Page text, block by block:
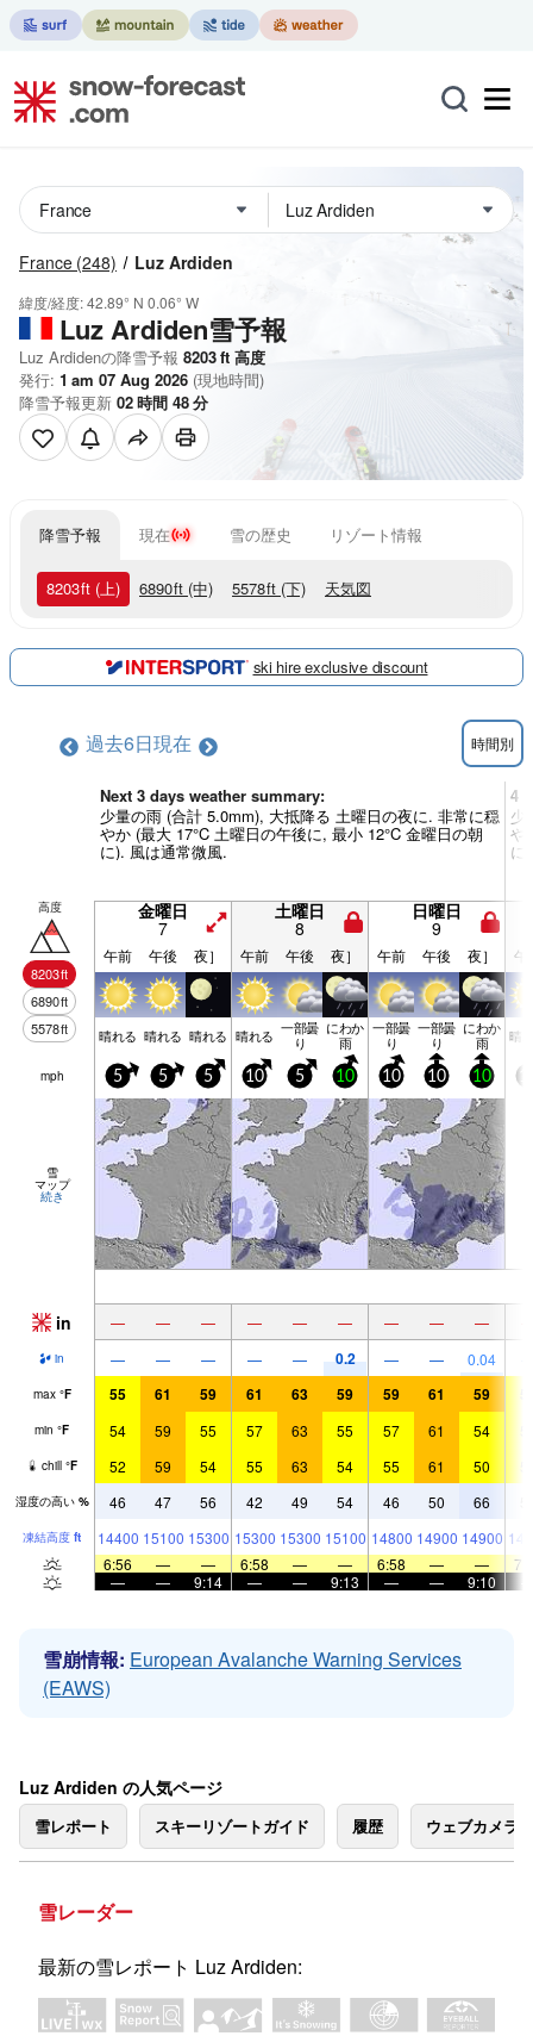
France (248) Luz Ardiden
緯度/経度:42.89° N 0.06° W
Luz Ardiden雪予報
Luz Ardidenの降雪予報 8203ft 高度
発行: 1 am 07 Aug 2026 (現地時間)
降雪予報更新 02時間 48分
降雪予報 現在 雪の歴史 リゾート情報
8203ft (上) 6890ft (中) 5578ft (下) 天気図
ski hire exclusive discount
過去6日現在 時間別
Next 3 days weather summary:
少量の雨 (合計 5.0mm), 大抵降る 土曜日の夜に. 非常に穏
やか (最大 17°C 土曜日の午後に, 最小 12°C 金曜日の朝
に). 風は通常微風.
4 -
少
や
に
高度
8203ft
6890ft
5578ft
金曜日
7
土曜日
8
日曜日
9
午前 午後 夜］ 午前 午後 夜］ 午前 午後 夜］ 午
晴れる 晴れる 晴れる 晴れる 一部曇
り
にわか
雨
一部曇
り
一部曇
り
にわか
雨 晴
mph 5 5 5 10 5 10 10 10 10
雪
マップ
続き
in — — — — — — — — —
in — — — — — 0.2 — — 0.04
max °F 55 61 59 61 63 59 59 61 59
min °F 54 59 55 57 63 55 57 61 54
chill °F 52 59 54 55 63 54 55 61 50
湿度の高い % 46 47 56 42 49 54 46 50 66
凍結高度 ft 14400 15100 15300 15300 15300 15100 14800 14900 14900
6:56
— — 6:58 — — 6:58 — —
—
— 9:14 — — 9:13 — — 9:10
雪崩情報: European Avalanche Warning Services
(EAWS)
Luz Ardiden の人気ページ
雪レポート スキーリゾートガイド 履歴 ウェブカメラ
雪レーダー
最新の雪レポート Luz Ardiden: